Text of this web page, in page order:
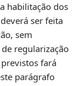
habilitação dos
ser feita
sem
regularização
fará
parágrafo